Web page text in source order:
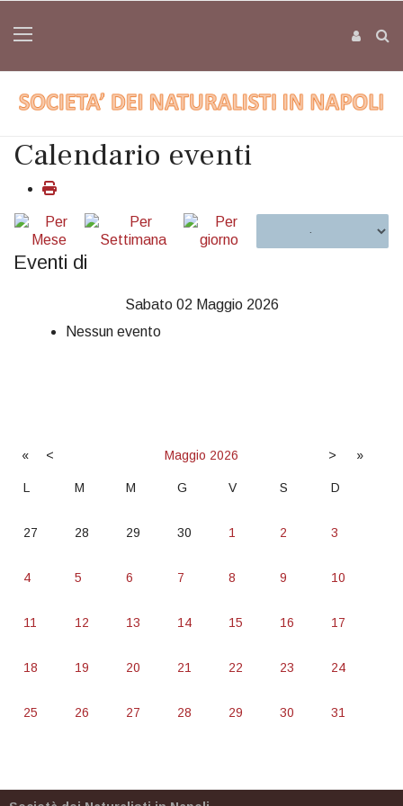
Calendario eventi
Eventi di
Sabato 02 Maggio 2026
Nessun evento
« < Maggio 2026 > »
L M M G V S D
27 28 29 30 1 2 3
4 5 6 7 8 9 10
11 12 13 14 15 16 17
18 19 20 21 22 23 24
25 26 27 28 29 30 31